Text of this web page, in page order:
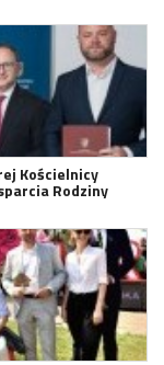
Kościelnicy
Rodziny